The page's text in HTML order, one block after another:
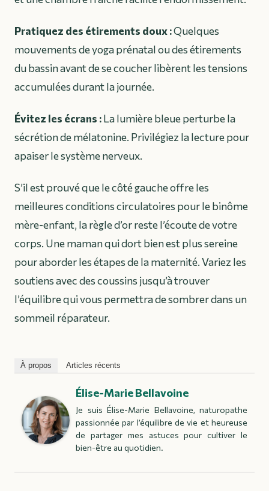
Pratiquez des étirements doux :Quelques
mouvements de yoga prénatal ou des étirements
du bassin avant de se coucher libèrent les tensions
accumulées durant la journée.
Évitez les écrans :La lumière bleue perturbe la
sécrétion de mélatonine. Privilégiez la lecture pour
apaiser le système nerveux.
S’il est prouvé que le côté gauche offre les
meilleures conditions circulatoires pour le binôme
mère-enfant, la règle d’or reste l’écoute de votre
corps. Une maman qui dort bien est plus sereine
pour aborder les étapes de la maternité. Variez les
soutiens avec des coussins jusqu’à trouver
l’équilibre qui vous permettra de sombrer dans un
sommeil réparateur.
À propos Articles récents
Élise-Marie Bellavoine
Je suis Élise-Marie Bellavoine, naturopathe
passionnée par l’équilibre de vie et heureuse
de partager mes astuces pour cultiver le
bien-être au quotidien.